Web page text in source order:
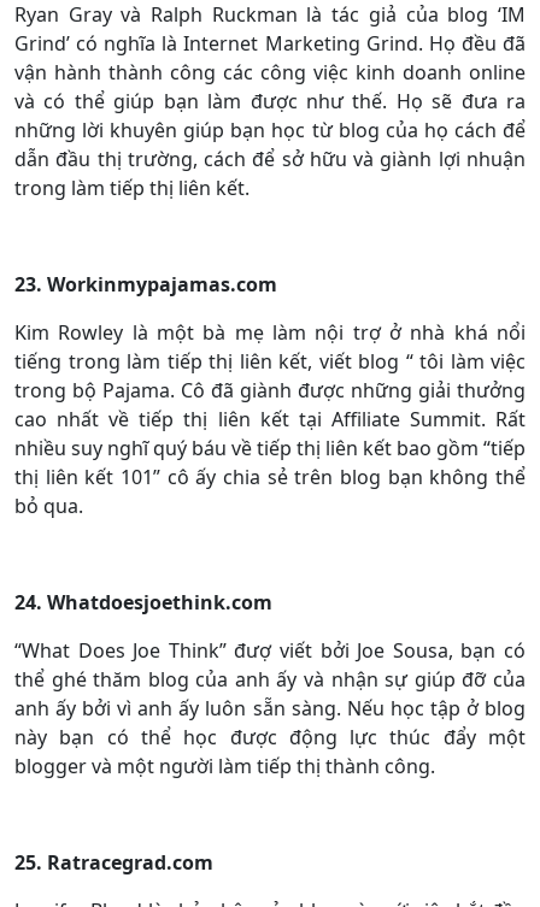
Ryan Gray và Ralph Ruckman là tác giả của blog ‘IM
Grind’ có nghĩa là Internet Marketing Grind. Họ đều đã
vận hành thành công các công việc kinh doanh online
và có thể giúp bạn làm được như thế. Họ sẽ đưa ra
những lời khuyên giúp bạn học từ blog của họ cách để
dẫn đầu thị trường, cách để sở hữu và giành lợi nhuận
trong làm tiếp thị liên kết.
23. Workinmypajamas.com
Kim Rowley là một bà mẹ làm nội trợ ở nhà khá nổi
tiếng trong làm tiếp thị liên kết, viết blog “ tôi làm việc
trong bộ Pajama. Cô đã giành được những giải thưởng
cao nhất về tiếp thị liên kết tại Affiliate Summit. Rất
nhiều suy nghĩ quý báu về tiếp thị liên kết bao gồm “tiếp
thị liên kết 101” cô ấy chia sẻ trên blog bạn không thể
bỏ qua.
24. Whatdoesjoethink.com
“What Does Joe Think” đượ viết bởi Joe Sousa, bạn có
thể ghé thăm blog của anh ấy và nhận sự giúp đỡ của
anh ấy bởi vì anh ấy luôn sẵn sàng. Nếu học tập ở blog
này bạn có thể học được động lực thúc đẩy một
blogger và một người làm tiếp thị thành công.
25. Ratracegrad.com